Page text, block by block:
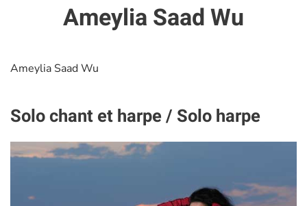
Ameylia Saad Wu
Ameylia Saad Wu
Solo chant et harpe / Solo harpe